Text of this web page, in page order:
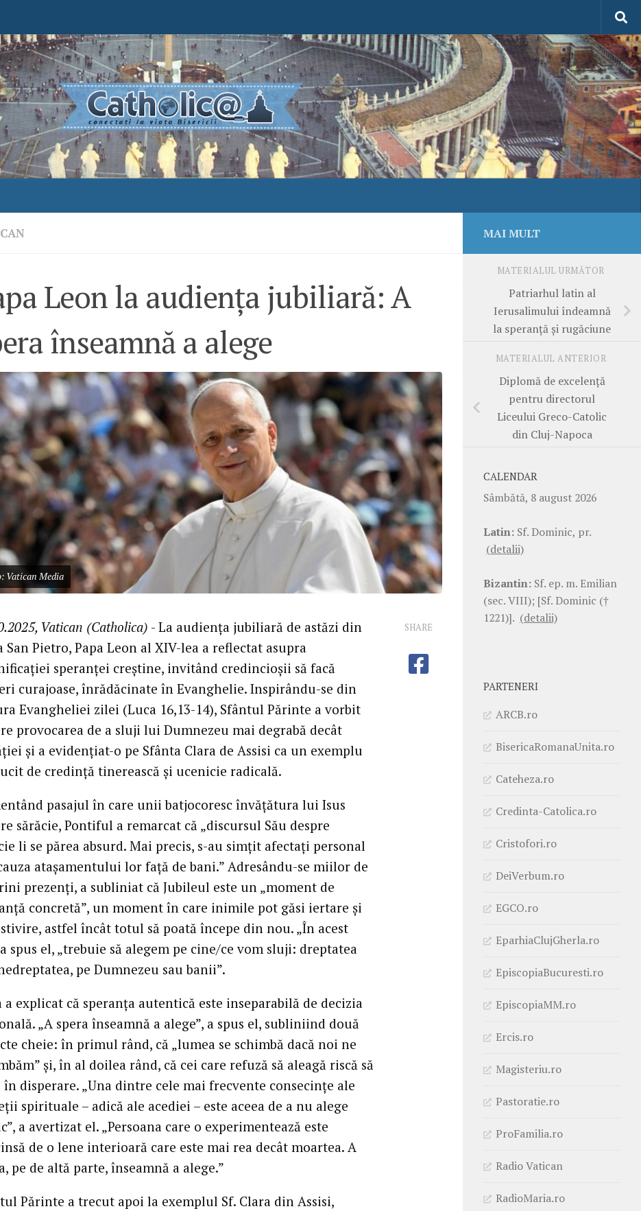
Leon la audiența jubiliară: A
înseamnă a alege
Vatican Media
Vatican (Catholica) - La audiența jubiliară de astăzi din
San Pietro, Papa Leon al XIV-lea a reflectat asupra
speranței creștine, invitând credincioșii să facă
curajoase, înrădăcinate în Evanghelie. Inspirându-se din
Evangheliei zilei (Luca 16,13-14), Sfântul Părinte a vorbit
provocarea de a sluji lui Dumnezeu mai degrabă decât
și a evidențiat-o pe Sfânta Clara de Assisi ca un exemplu
de credință tinerească și ucenicie radicală.
pasajul în care unii batjocoresc învățătura lui Isus
sărăcie, Pontiful a remarcat că „discursul Său despre
li se părea absurd. Mai precis, s-au simțit afectați personal
atașamentului lor față de bani.” Adresându-se miilor de
prezenți, a subliniat că Jubileul este un „moment de
concretă”, un moment în care inimile pot găsi iertare și
astfel încât totul să poată începe din nou. „În acest
spus el, „trebuie să alegem pe cine/ce vom sluji: dreptatea
pe Dumnezeu sau banii”.
a explicat că speranța autentică este inseparabilă de decizia
„A spera înseamnă a alege”, a spus el, subliniind două
cheie: în primul rând, că „lumea se schimbă dacă noi ne
și, în al doilea rând, că cei care refuză să aleagă riscă să
în disperare. „Una dintre cele mai frecvente consecințe ale
spirituale – adică ale acediei – este aceea de a nu alege
a avertizat el. „Persoana care o experimentează este
de o lene interioară care este mai rea decât moartea. A
pe de altă parte, înseamnă a alege.”
Părinte a trecut apoi la exemplul Sf. Clara din Assisi,
SHARE
MAI MULT
MATERIALUL URMĂTOR
Patriarhul latin al
Ierusalimului îndeamnă
la speranță și rugăciune
MATERIALUL ANTERIOR
Diplomă de excelență
pentru directorul
Liceului Greco-Catolic
din Cluj-Napoca
CALENDAR
Sâmbătă, 8 august 2026
Latin: Sf. Dominic, pr.
(detalii)
Bizantin: Sf. ep. m. Emilian
(sec. VIII); [Sf. Dominic (†
1221)]. (detalii)
PARTENERI
ARCB.ro
BisericaRomanaUnita.ro
Cateheza.ro
Credinta-Catolica.ro
Cristofori.ro
DeiVerbum.ro
EGCO.ro
EparhiaClujGherla.ro
EpiscopiaBucuresti.ro
EpiscopiaMM.ro
Ercis.ro
Magisteriu.ro
Pastoratie.ro
ProFamilia.ro
Radio Vatican
RadioMaria.ro